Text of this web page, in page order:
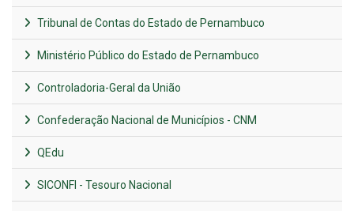
Tribunal de Contas do Estado de Pernambuco
Ministério Público do Estado de Pernambuco
Controladoria-Geral da União
Confederação Nacional de Municípios - CNM
QEdu
SICONFI - Tesouro Nacional